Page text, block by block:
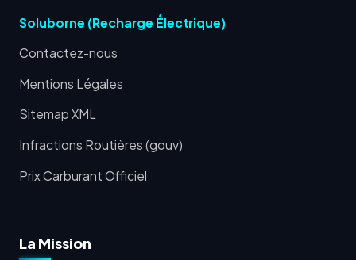
Soluborne (Recharge Électrique)
Contactez-nous
Mentions Légales
Sitemap XML
Infractions Routières (gouv)
Prix Carburant Officiel
La Mission